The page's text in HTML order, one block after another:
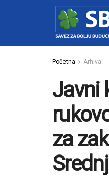
Početna Arhiva
Javni
za